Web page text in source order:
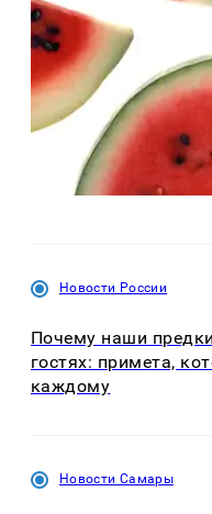
Новости России
Почему наши
гостях: примета,
каждому
Новости Самары